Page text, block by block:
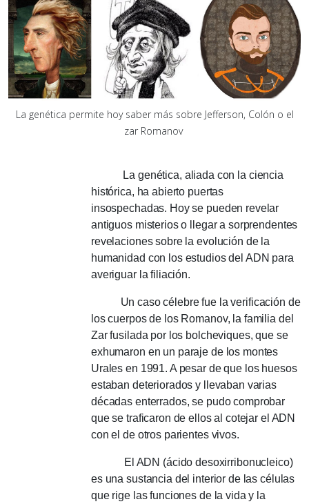
La genética permite hoy saber más sobre Jefferson, Colón o el
zar Romanov
La genética, aliada con la ciencia
histórica, ha abierto puertas
insospechadas. Hoy se pueden revelar
antiguos misterios o llegar a sorprendentes
revelaciones sobre la evolución de la
humanidad con los estudios del ADN para
averiguar la filiación.
Un caso célebre fue la verificación de
los cuerpos de los Romanov, la familia del
Zar fusilada por los bolcheviques, que se
exhumaron en un paraje de los montes
Urales en 1991. A pesar de que los huesos
estaban deteriorados y llevaban varias
décadas enterrados, se pudo comprobar
que se traficaron de ellos al cotejar el ADN
con el de otros parientes vivos.
El ADN (ácido desoxirribonucleico)
es una sustancia del interior de las células
que rige las funciones de la vida y la